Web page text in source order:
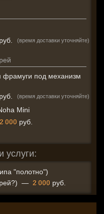
руб. (время доставки уточняйте)
фрамуги под механизм
руб. (время доставки уточняйте)
Mini
000 руб.
услуги:
"полотно")
— 2 000 руб.